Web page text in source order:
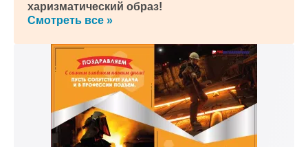
харизматический образ!
Смотреть все »